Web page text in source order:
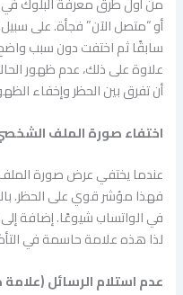
أو “متصل الآن” فجأة. على
سابقًا ثم اختفت دون سبب
علاوة على ذلك، عدم ظهور
أن تفرق بين الحظر وإخفاء
اختفاء صورة الملف
عندما يختفي عرض صورة
فهذا مؤشر قوي على الحظر.
في الواتساب شيوعًا. إضافة
لذا هذه علامة حاسمة في
عدم استلام الرسائل